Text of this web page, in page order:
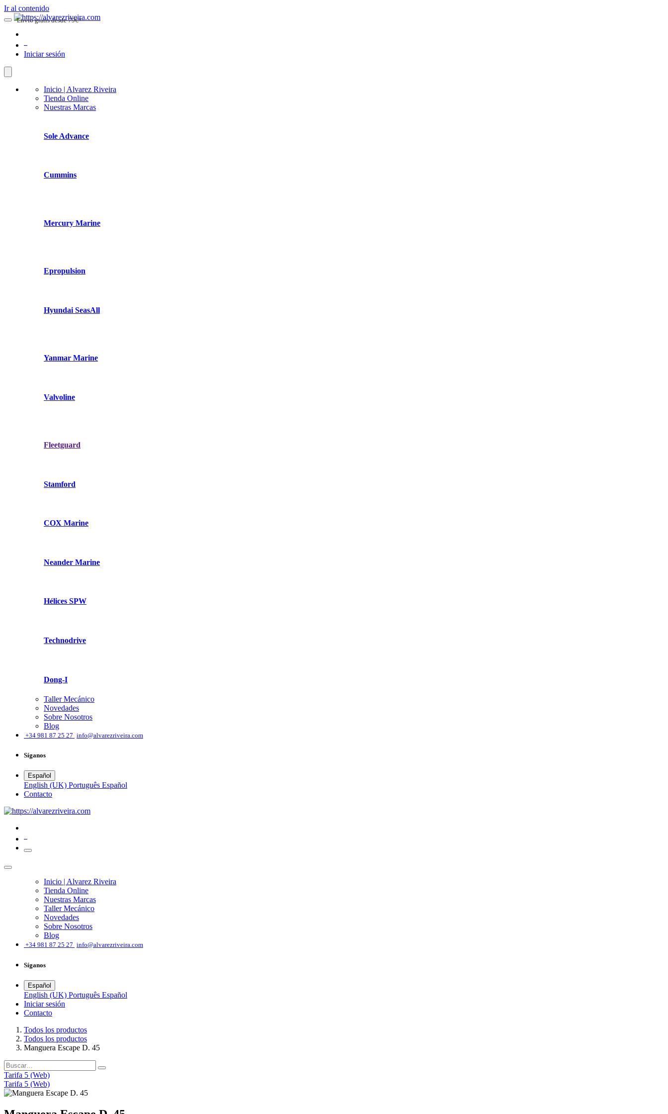
Ir al contenido
Iniciar sesión
Inicio | Alvarez Riveira
Tienda Online
Nuestras Marcas
Sole Advance
Cummins
Mercury Marine
Epropulsion
Hyundai SeasAll
Yanmar Marine
Valvoline
Fleetguard
Stamford
COX Marine
Neander Marine
Hélices SPW
Technodrive
Dong-I
Taller Mecánico
Novedades
Sobre Nosotros
Blog
+34 981 87 25 27 info@alvarezriveira.com
Síganos
Español
English (UK) Português Español
​Contacto
Envio gratis desde 79€*
Inicio | Alvarez Riveira
Tienda Online
Nuestras Marcas
Taller Mecánico
Novedades
Sobre Nosotros
Blog
+34 981 87 25 27 info@alvarezriveira.com
Síganos
Español
English (UK) Português Español
Iniciar sesión
​Contacto
Todos los productos
Todos los productos
Manguera Escape D. 45
Tarifa 5 (Web)
Tarifa 5 (Web)